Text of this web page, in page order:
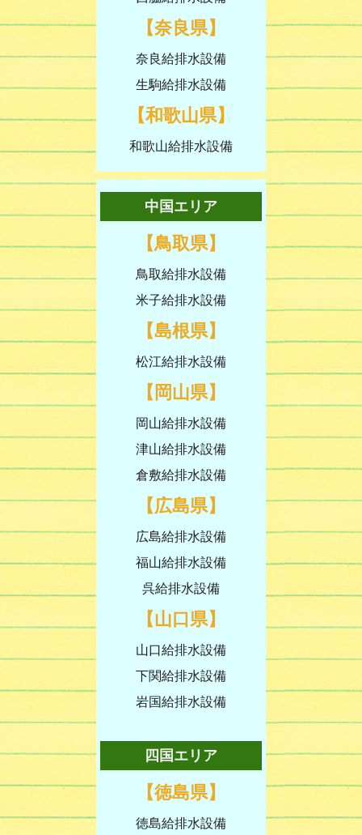
【奈良県】
奈良給排水設備
生駒給排水設備
【和歌山県】
和歌山給排水設備
中国エリア
【鳥取県】
鳥取給排水設備
米子給排水設備
【島根県】
松江給排水設備
【岡山県】
岡山給排水設備
津山給排水設備
倉敷給排水設備
【広島県】
広島給排水設備
福山給排水設備
呉給排水設備
【山口県】
山口給排水設備
下関給排水設備
岩国給排水設備
四国エリア
【徳島県】
徳島給排水設備